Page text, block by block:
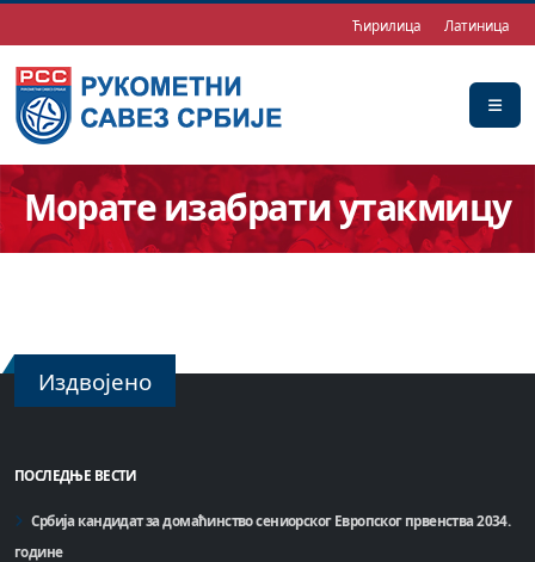
Ћирилица Латиница
Морате изабрати утакмицу
Издвојено
ПОСЛЕДЊЕ ВЕСТИ
Србија кандидат за домаћинство сениорског Европског првенства 2034.
године